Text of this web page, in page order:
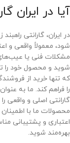
آیا در ایران
در ایران، گارانتی
شود، معمولاً واقعی و
مشکلات فنی یا عیب‌های
شوید و محصول خود را
که تنها خرید از
را فراهم کند. ما به
گارانتی اصلی و واقعی
محصولات ما با اطمینان
اعتباری و پشتیبانی
بهره‌مند شوید.